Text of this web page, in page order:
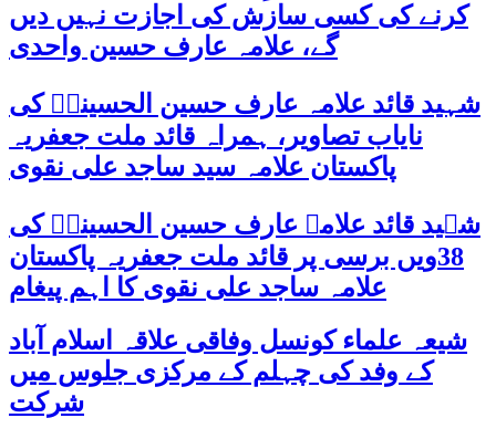
کرنے کی کسی سازش کی اجازت نہیں دیں
گے، علامہ عارف حسین واحدی
شہید قائد علامہ عارف حسین الحسینیؒ کی
نایاب تصاویر، ہمراہ قائد ملت جعفریہ
پاکستان علامہ سید ساجد علی نقوی
شہید قائد علامہ عارف حسین الحسینیؒ کی
38ویں برسی پر قائد ملت جعفریہ پاکستان
علامہ ساجد علی نقوی کا اہم پیغام
شیعہ علماء کونسل وفاقی علاقہ اسلام آباد
کے وفد کی چہلم کے مرکزی جلوس میں
شرکت